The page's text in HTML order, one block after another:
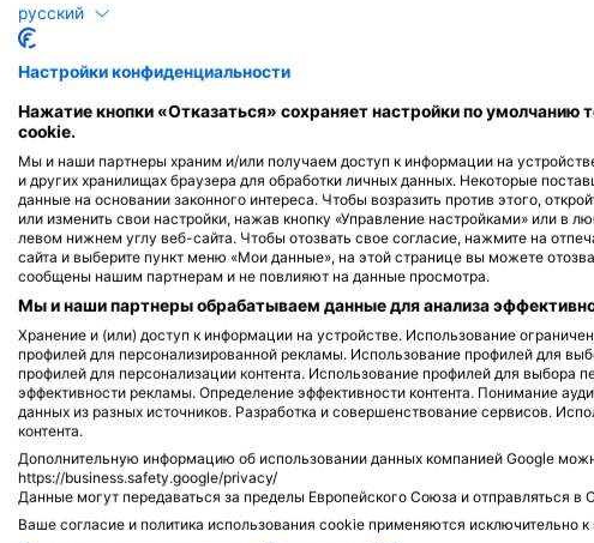
Вид погружений
русский
Настройки конфиденциальности
Нажатие кнопки «Отказаться» сохраняет настройки по умолчанию
cookie.
Мы и наши партнеры храним и/или получаем доступ к информации на
и других хранилищах браузера для обработки личных данных. Некоторые
данные на основании законного интереса. Чтобы возразить против этого,
или изменить свои настройки, нажав кнопку «Управление настройками» или в
левом нижнем углу веб-сайта. Чтобы отозвать свое согласие, нажмите на
сайта и выберите пункт меню «Мои данные», на этой странице вы можете
сообщены нашим партнерам и не повлияют на данные просмотра.
Мы и наши партнеры обрабатываем данные для анализа
Хранение и (или) доступ к информации на устройстве. Использование
профилей для персонализированной рекламы. Использование профилей для
профилей для персонализации контента. Использование профилей для выбора
эффективности рекламы. Определение эффективности контента. Понимание
данных из разных источников. Разработка и совершенствование сервисов.
контента.
Дополнительную информацию об использовании данных компанией Google
https://business.safety.google/privacy/
Данные могут передаваться за пределы Европейского Союза и отправляться в
Ваше согласие и политика использования cookie применяются исключительно